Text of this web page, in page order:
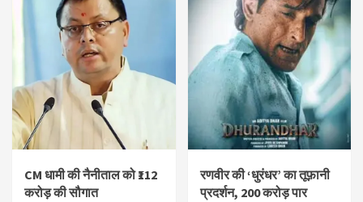
CM धामी की नैनीताल को ₹112
करोड़ की सौगात
रणवीर की ‘धुरंधर’ का तूफ़ानी
प्रदर्शन, 200 करोड़ पार